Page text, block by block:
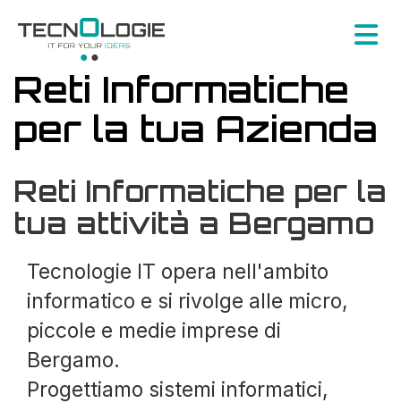
Reti Informatiche
per la tua Azienda
Reti Informatiche per la
tua attività a Bergamo
Tecnologie IT opera nell'ambito
informatico e si rivolge alle micro,
piccole e medie imprese di
Bergamo.
Progettiamo sistemi informatici,